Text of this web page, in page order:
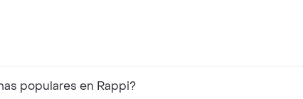
populares en Rappi?